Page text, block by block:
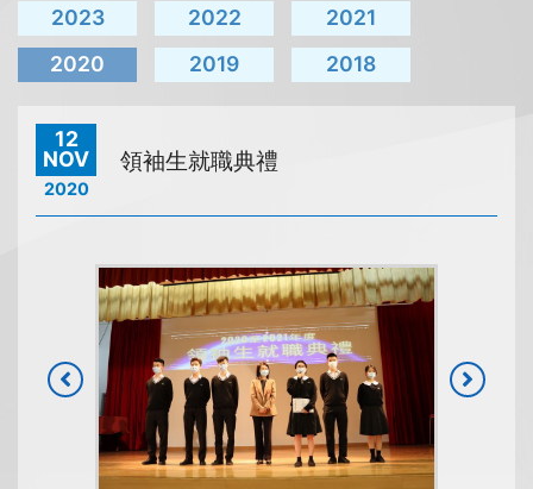
2023
2022
2021
2020
2019 2018
12
NOV
2020
領袖生就職典禮